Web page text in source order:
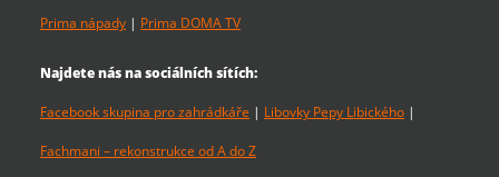
Prima nápady | Prima DOMA TV
Najdete nás na sociálních sítích:
Facebook skupina pro zahrádkáře | Libovky Pepy Libického |
Fachmani – rekonstrukce od A do Z